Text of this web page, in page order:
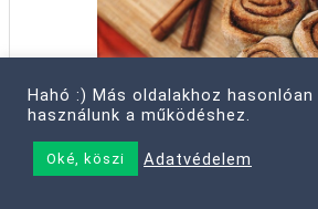
Hahó :) Más oldalakhoz
használunk a működéshez.
Oké, köszi Adatvédelem